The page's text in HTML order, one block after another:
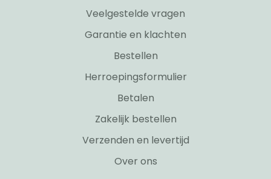
Veelgestelde vragen
Garantie en klachten
Bestellen
Herroepingsformulier
Betalen
Zakelijk bestellen
Verzenden en levertijd
Over ons